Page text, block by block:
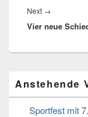
Next →
post:
Vier neue
Seitenleisten
Widget-
Bereich
Anstehende
Sportfest mit